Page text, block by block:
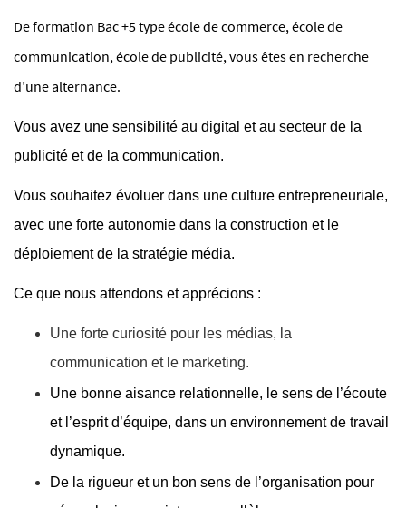
De formation Bac +5 type école de commerce, école de
communication, école de publicité, vous êtes en recherche
d’une alternance.
Vous avez une sensibilité au digital et au secteur de la
publicité et de la communication.
Vous souhaitez évoluer dans une culture entrepreneuriale,
avec une forte autonomie dans la construction et le
déploiement de la stratégie média.
Ce que nous attendons et apprécions :
Une forte curiosité pour les médias, la
communication et le marketing.
Une bonne aisance relationnelle, le sens de l’écoute
et l’esprit d’équipe, dans un environnement de travail
dynamique.
De la rigueur et un bon sens de l’organisation pour